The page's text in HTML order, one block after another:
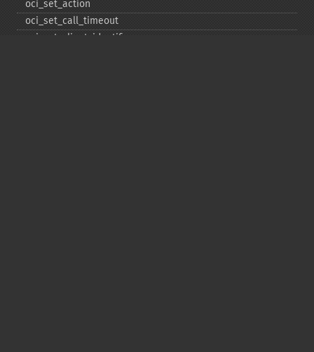
oci_​set_​action
oci_​set_​call_​timeout
oci_​set_​client_​identifier